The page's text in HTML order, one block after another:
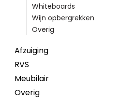
Whiteboards
Wijn opbergrekken
Overig
Afzuiging
RVS
Meubilair
Overig